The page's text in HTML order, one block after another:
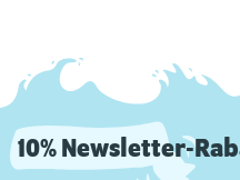
10% Newsletter-